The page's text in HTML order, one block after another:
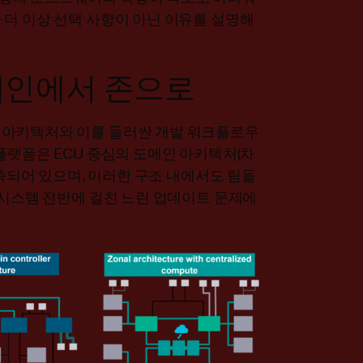
이상 선택 사항이 아닌 이유를 설명해
에서 존으로
키텍처와 이를 둘러싼 개발 워크플로우
폼은 ECU 중심의 도메인 아키텍처(차
어 있으며, 이러한 구조 내에서도 팀들
스템 전반에 걸친 느린 업데이트 문제에